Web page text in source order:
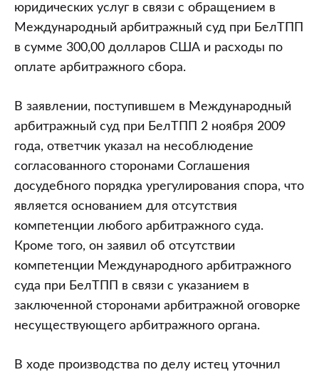
юридических услуг в связи с обращением в
Международный арбитражный суд при БелТПП
в сумме 300,00 долларов США и расходы по
оплате арбитражного сбора.
В заявлении, поступившем в Международный
арбитражный суд при БелТПП 2 ноября 2009
года, ответчик указал на несоблюдение
согласованного сторонами Соглашения
досудебного порядка урегулирования спора, что
является основанием для отсутствия
компетенции любого арбитражного суда.
Кроме того, он заявил об отсутствии
компетенции Международного арбитражного
суда при БелТПП в связи с указанием в
заключенной сторонами арбитражной оговорке
несуществующего арбитражного органа.
В ходе производства по делу истец уточнил